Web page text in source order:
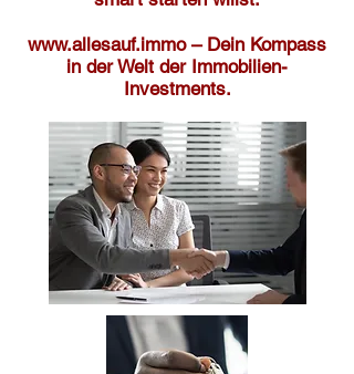
www.allesauf.immo– Dein Kompass
in der Welt der Immobilien-
Investments.